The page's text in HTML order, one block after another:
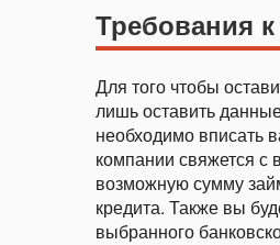
Требования
Для того чтобы
лишь оставить
необходимо вписать
компании свяжется с
возможную сумму
кредита. Также вы
выбранного